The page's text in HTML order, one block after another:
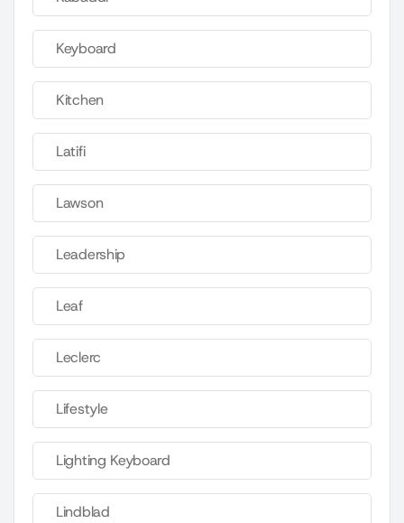
Keyboard
Kitchen
Latifi
Lawson
Leadership
Leaf
Leclerc
Lifestyle
Lighting Keyboard
Lindblad